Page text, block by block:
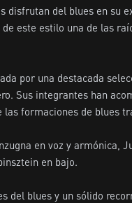
disfrutan del blues en su
este estilo una de las
por una destacada
Sus integrantes han
formaciones de blues
en voz y armónica,
en bajo.
del blues y un sólido